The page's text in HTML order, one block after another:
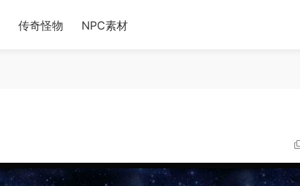
传奇怪物 NPC素材